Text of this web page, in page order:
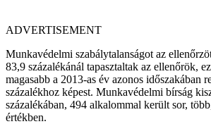
ADVERTISEMENT
Munkavédelmi szabálytalanságot az
83,9 százalékánál tapasztaltak az ellenőrök,
magasabb a 2013-as év azonos időszakában
százalékhoz képest. Munkavédelmi bírság
százalékában, 494 alkalommal került sor,
értékben.